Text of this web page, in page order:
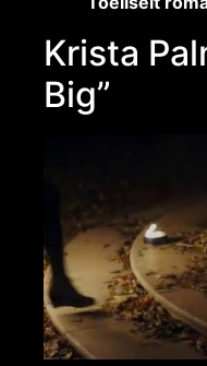
Krista
Big”